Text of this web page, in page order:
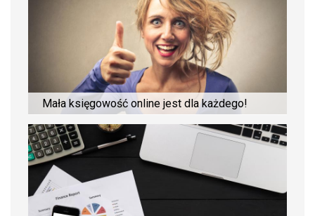
Mała księgowość online jest dla każdego!